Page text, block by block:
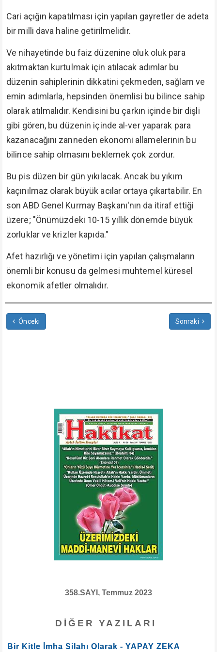
Cari açığın kapatılması için yapılan gayretler de adeta
bir milli dava haline getirilmelidir.
Ve nihayetinde bu faiz düzenine oluk oluk para
akıtmaktan kurtulmak için atılacak adımlar bu
düzenin sahiplerinin dikkatini çekmeden, sağlam ve
emin adımlarla, hepsinden önemlisi bu bilince sahip
olarak atılmalıdır. Kendisini bu çarkın içinde bir dişli
gibi gören, bu düzenin içinde al-ver yaparak para
kazanacağını zanneden ekonomi allamelerinin bu
bilince sahip olmasını beklemek çok zordur.
Bu pis düzen bir gün yıkılacak. Ancak bu yıkım
kaçınılmaz olarak büyük acılar ortaya çıkartabilir. En
son ABD Genel Kurmay Başkanı'nın da itiraf ettiği
üzere; "Önümüzdeki 10-15 yıllık dönemde büyük
zorluklar ve krizler kapıda."
Afet hazırlığı ve yönetimi için yapılan çalışmaların
önemli bir konusu da gelmesi muhtemel küresel
ekonomik afetler olmalıdır.
Önceki Sonraki
358.SAYI, Temmuz 2023
DIĞER YAZILARI
Bir Kitle İmha Silahı Olarak - YAPAY ZEKA